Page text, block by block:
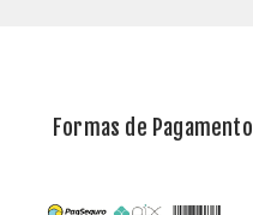
Formas de Pagamento